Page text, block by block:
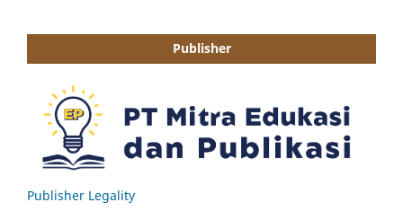
Publisher
Publisher Legality